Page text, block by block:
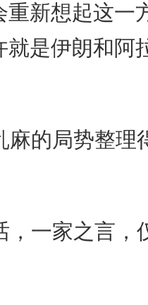
重新想起这一
就是伊朗和阿
麻的局势整理
，一家之言，